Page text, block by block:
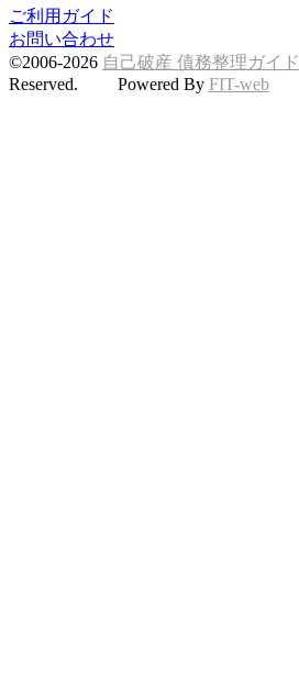
ご利用ガイド
お問い合わせ
©2006-2026 自己破産 債務整理ガイド
Reserved. Powered By FIT-web